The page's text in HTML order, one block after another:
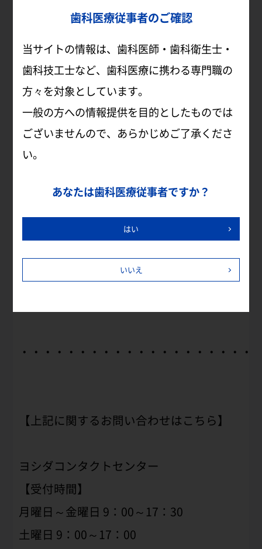
2024年12月21日（土）～数量限定
CS5460のバレンタイン限定デザインとな
っております♪
■限定数：4,000セット
※限定数に達した段階でキャンペーンは終
了させていただきます。
キャンペーンの詳細・価格はお取り扱い歯
科ディーラー様までお問い合わせくださ
・・・・・・・・・・・・・・・・・・・・
【上記に関するお問い合わせはこちら】
ヨシダコンタクトセンター
【受付時間】
月曜日～金曜日 9：00～17：30
土曜日 9：00～17：00
歯科医療従事者のご確認
当サイトの情報は、歯科医師・歯科衛生士・
歯科技工士など、歯科医療に携わる専門職の
方々を対象としています。
一般の方への情報提供を目的としたものでは
ございませんので、あらかじめご了承くださ
い。
あなたは歯科医療従事者ですか？
はい
いいえ